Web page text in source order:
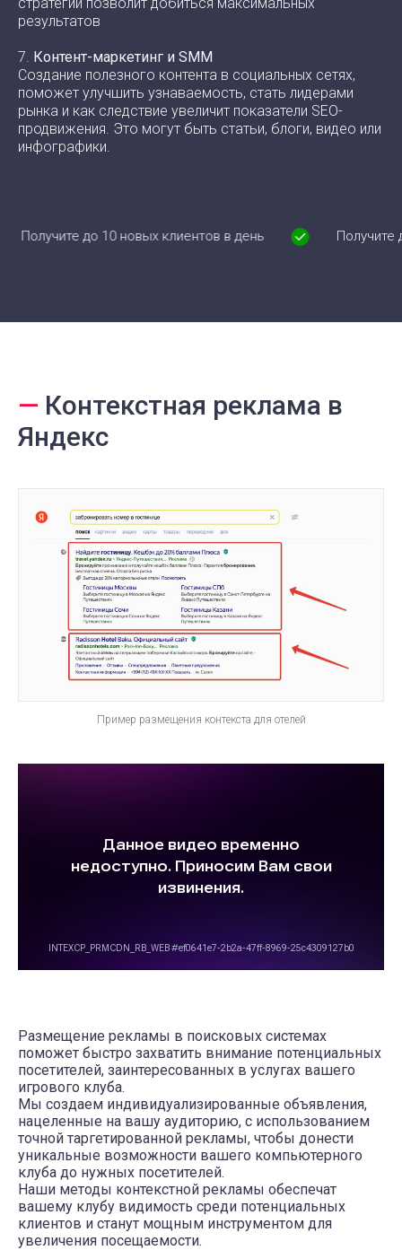
результатов
7. Контент-маркетинг и SMM
Создание полезного контента в социальных сетях,
поможет улучшить узнаваемость, стать лидерами
рынка и как следствие увеличит показатели SEO-
продвижения. Это могут быть статьи, блоги, видео или
инфографики.
до 10 новых клиентов в день Получите до 10
— Контекстная реклама в
Яндекс
Пример размещения контекста для отелей
Размещение рекламы в поисковых системах
поможет быстро захватить внимание потенциальных
посетителей, заинтересованных в услугах вашего
игрового клуба.
Мы создаем индивидуализированные объявления,
нацеленные на вашу аудиторию, с использованием
точной таргетированной рекламы, чтобы донести
уникальные возможности вашего компьютерного
клуба до нужных посетителей.
Наши методы контекстной рекламы обеспечат
вашему клубу видимость среди потенциальных
клиентов и станут мощным инструментом для
увеличения посещаемости.